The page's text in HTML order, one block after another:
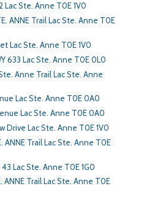
Lac Ste. Anne T0E 1V0
ANNE Trail Lac Ste. Anne T0E
Lac Ste. Anne T0E 1V0
633 Lac Ste. Anne T0E 0L0
Anne Trail Lac Ste. Anne
Lac Ste. Anne T0E 0A0
Lac Ste. Anne T0E 0A0
Drive Lac Ste. Anne T0E 1V0
ANNE Trail Lac Ste. Anne T0E
43 Lac Ste. Anne T0E 1G0
ANNE Trail Lac Ste. Anne T0E